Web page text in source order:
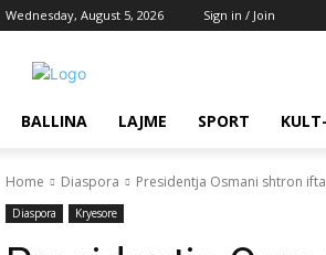
Wednesday, August 5, 2026 Sign in / Join
BALLINA LAJME SPORT
Home Diaspora Presidentja Osmani shtron
Diaspora Kryesore